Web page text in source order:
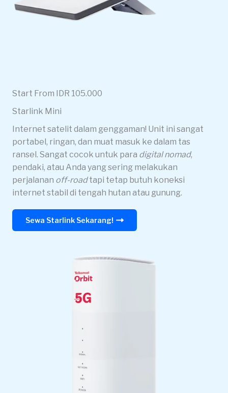
Start From IDR 105.000
Starlink Mini
Internet satelit dalam genggaman! Unit ini sangat
portabel, ringan, dan muat masuk ke dalam tas
ransel. Sangat cocok untuk para digital nomad,
pendaki, atau Anda yang sering melakukan
perjalanan off-roadtapi tetap butuh koneksi
internet stabil di tengah hutan atau gunung.
Sewa Starlink Sekarang!